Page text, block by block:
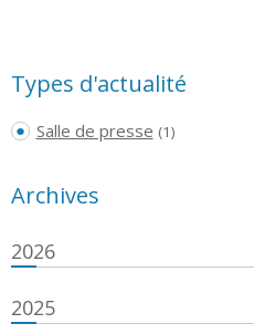
Types d'actualité
Salle de presse (1)
Archives
2026
2025